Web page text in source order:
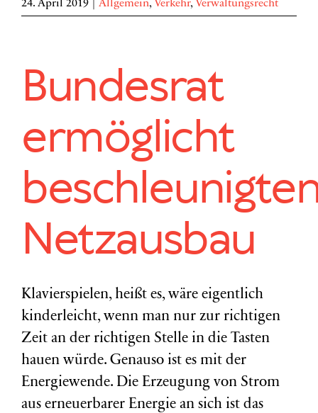
24. April 2019 Allgemein, Verkehr, Verwaltungsrecht
Bundesrat
ermöglicht
Netzausbau
Klavierspielen, heißt es, wäre eigentlich
kinderleicht, wenn man nur zur richtigen
Zeit an der richtigen Stelle in die Tasten
hauen würde. Genauso ist es mit der
Energiewende. Die Erzeugung von Strom
aus erneuerbarer Energie an sich ist das